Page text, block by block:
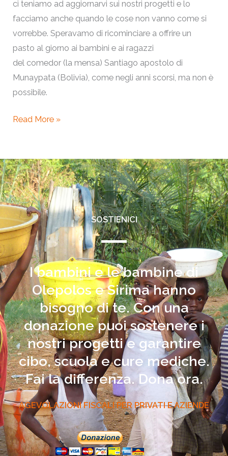
ci teniamo ad aggiornarvi sui nostri progetti e lo
facciamo anche quando le cose non vanno come si
vorrebbe. Speravamo di ricominciare a offrire un
pasto al giorno ai bambini e ai ragazzi
del comedor (la mensa) Santiago apostolo di
Munaypata (Bolivia), come negli anni scorsi, ma non è
possibile.
Read More »
SOSTIENICI
I bambini e le bambine di
Olepolos e Sirima hanno
bisogno di te. Con una
donazione puoi sostenere i
nostri progetti e garantire
cibo, scuola e cure mediche.
Fai la differenza. Dona ora.
AGEVOLAZIONI FISCALI PER PRIVATI E AZIENDE